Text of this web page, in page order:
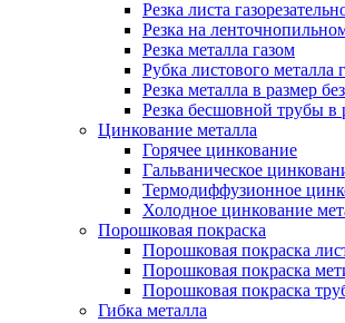
Резка листа
Резка на
Резка металла газом
Рубка листового металла
Резка металла в размер
Резка бесшовной трубы в
Цинкование металла
Горячее цинкование
Гальваническое
Термодиффузионное
Холодное цинкование
Порошковая покраска
Порошковая покраска
Порошковая покраска
Порошковая покраска
Гибка металла